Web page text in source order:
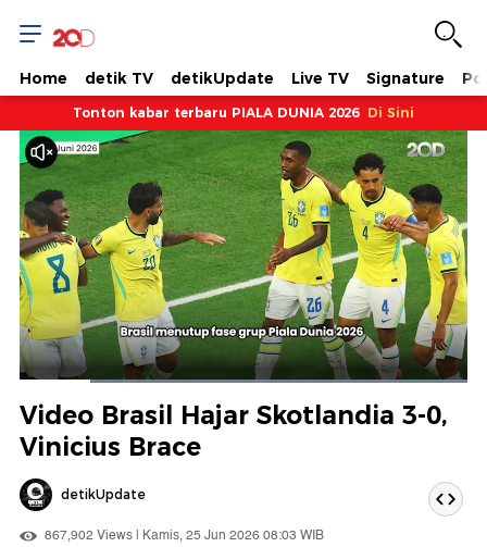
Home detik TV detikUpdate Live TV Signature
Tonton kabar terbaru PIALA DUNIA 2026 Di Sini
Berhenti
Suara
Hidup
Dimuat:
Video Brasil Hajar Skotlandia 3-0,
Vinicius Brace
detikUpdate
867,902 Views | Kamis, 25 Jun 2026 08:03 WIB